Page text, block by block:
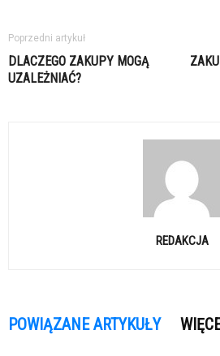
Poprzedni artykuł
DLACZEGO ZAKUPY MOGĄ
UZALEŻNIAĆ?
REDAKCJA
POWIĄZANE ARTYKUŁY